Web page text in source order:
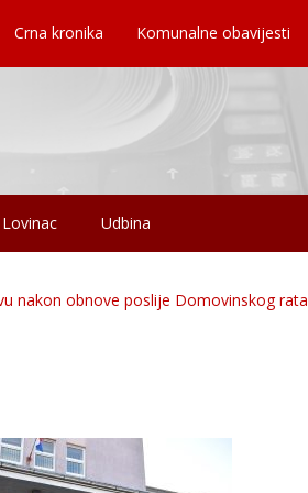
Crna kronika Komunalne obavijesti
Lovinac Udbina
nakon obnove poslije Domovinskog rata